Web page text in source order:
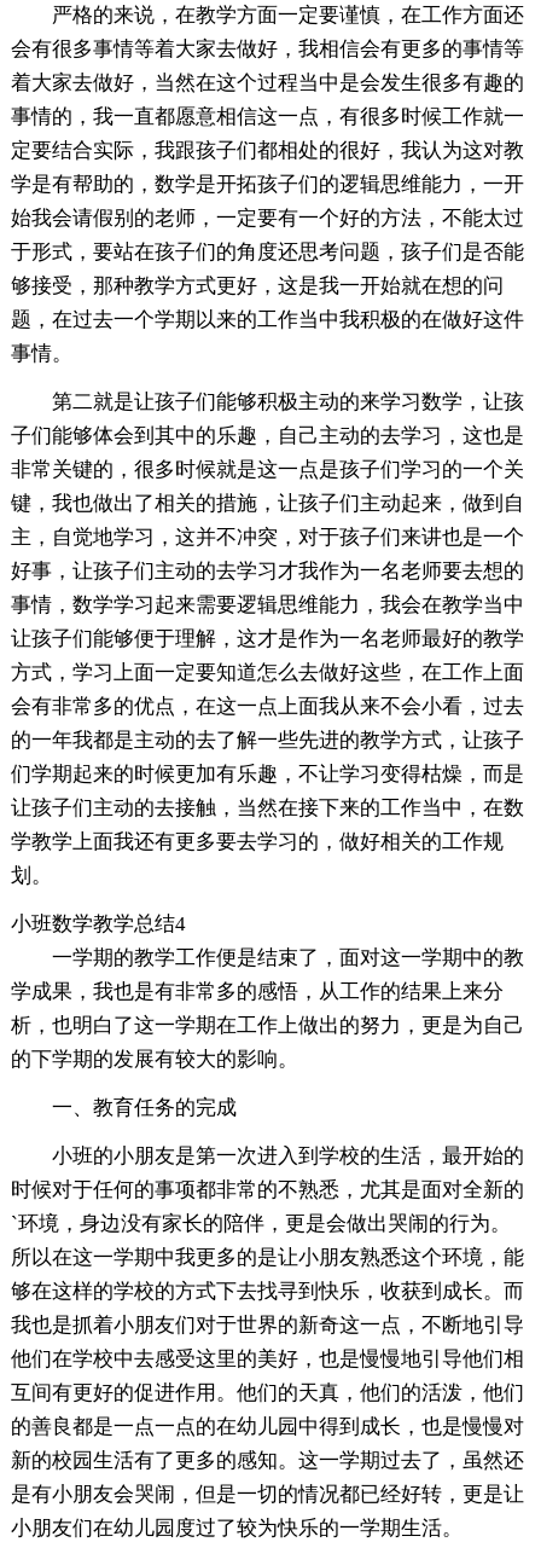
严格的来说，在教学方面一定要谨慎，在工作方面还
会有很多事情等着大家去做好，我相信会有更多的事情等
着大家去做好，当然在这个过程当中是会发生很多有趣的
事情的，我一直都愿意相信这一点，有很多时候工作就一
定要结合实际，我跟孩子们都相处的很好，我认为这对教
学是有帮助的，数学是开拓孩子们的逻辑思维能力，一开
始我会请假别的老师，一定要有一个好的方法，不能太过
于形式，要站在孩子们的角度还思考问题，孩子们是否能
够接受，那种教学方式更好，这是我一开始就在想的问
题，在过去一个学期以来的工作当中我积极的在做好这件
事情。
第二就是让孩子们能够积极主动的来学习数学，让孩
子们能够体会到其中的乐趣，自己主动的去学习，这也是
非常关键的，很多时候就是这一点是孩子们学习的一个关
键，我也做出了相关的措施，让孩子们主动起来，做到自
主，自觉地学习，这并不冲突，对于孩子们来讲也是一个
好事，让孩子们主动的去学习才我作为一名老师要去想的
事情，数学学习起来需要逻辑思维能力，我会在教学当中
让孩子们能够便于理解，这才是作为一名老师最好的教学
方式，学习上面一定要知道怎么去做好这些，在工作上面
会有非常多的优点，在这一点上面我从来不会小看，过去
的一年我都是主动的去了解一些先进的教学方式，让孩子
们学期起来的时候更加有乐趣，不让学习变得枯燥，而是
让孩子们主动的去接触，当然在接下来的工作当中，在数
学教学上面我还有更多要去学习的，做好相关的工作规
划。
小班数学教学总结4
一学期的教学工作便是结束了，面对这一学期中的教
学成果，我也是有非常多的感悟，从工作的结果上来分
析，也明白了这一学期在工作上做出的努力，更是为自己
的下学期的发展有较大的影响。
一、教育任务的完成
小班的小朋友是第一次进入到学校的生活，最开始的
时候对于任何的事项都非常的不熟悉，尤其是面对全新的
`环境，身边没有家长的陪伴，更是会做出哭闹的行为。
所以在这一学期中我更多的是让小朋友熟悉这个环境，能
够在这样的学校的方式下去找寻到快乐，收获到成长。而
我也是抓着小朋友们对于世界的新奇这一点，不断地引导
他们在学校中去感受这里的美好，也是慢慢地引导他们相
互间有更好的促进作用。他们的天真，他们的活泼，他们
的善良都是一点一点的在幼儿园中得到成长，也是慢慢对
新的校园生活有了更多的感知。这一学期过去了，虽然还
是有小朋友会哭闹，但是一切的情况都已经好转，更是让
小朋友们在幼儿园度过了较为快乐的一学期生活。